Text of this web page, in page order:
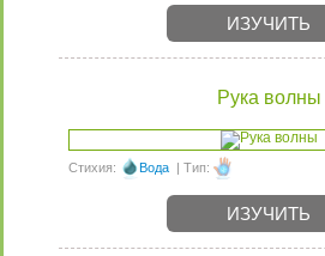
ИЗУЧИТЬ
Рука волны
Стихия: Вода | Тип:
ИЗУЧИТЬ